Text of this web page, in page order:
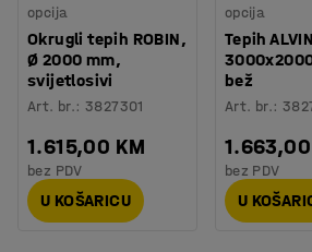
opcija
Okrugli tepih ROBIN,
Ø 2000 mm,
svijetlosivi
Art. br.:3827301
1.615,00 KM
bez PDV
U KOŠARICU
opcija
Tepih
bež
Art. br.:
1.663,00
bez PDV
U